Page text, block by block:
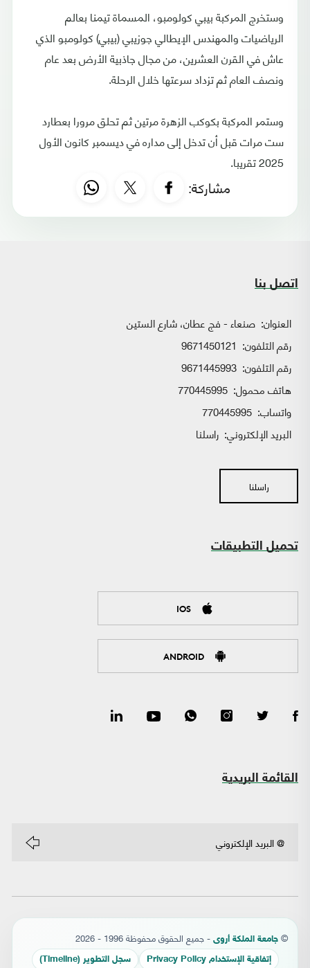
وستخرج المركبة بيبي كولومبو، المسماة تيمنا بعالم
الرياضيات والمهندس الإيطالي جوزيبي (بيبي) كولومبو الذي
عاش في القرن العشرين، من مجال جاذبية الأرض بعد عام
ونصف العام ثم تزداد سرعتها خلال الرحلة.
وستمر المركبة بكوكب الزهرة مرتين ثم تحلق مرورا بعطارد
ست مرات قبل أن تدخل إلى مداره في ديسمبر كانون الأول
2025 تقريبا.
مشاركة:
اتصل بنا
العنوان: صنعاء - فج عطان، شارع الستين
رقم التلفون: 9671450121
رقم التلفون: 9671445993
هاتف محمول: 770445995
واتساب:
البريد الإلكتروني: راسلنا
راسلنا
تحميل التطبيقات
IOS
ANDROID
القائمة البريدية
© جامعة الملكة أروى - جميع الحقوق محفوظة 1996 - 2026
إتفاقية الإستخدام Privacy Policy سجل التطوير (Timeline)